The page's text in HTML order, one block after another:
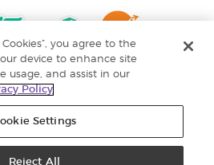
you agree to the
device to enhance site
usage, and assist in our
Policy
Settings
Reject All